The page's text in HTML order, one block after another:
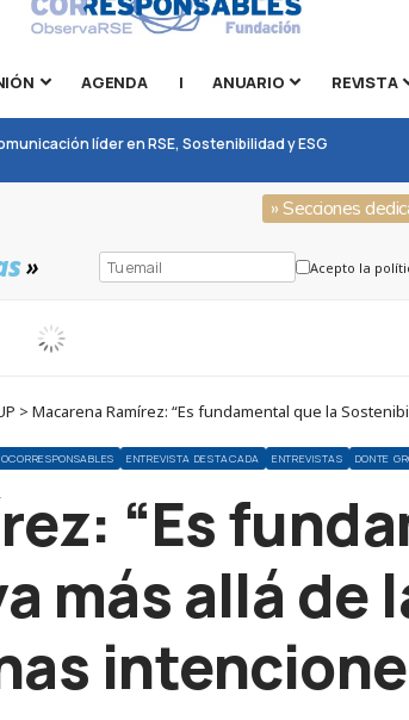
AGENDA | ANUARIO REVISTA
líder en RSE, Sostenibilidad y ESG
» Secciones
» Acepto la
> Macarena Ramírez: “Es fundamental que la
ENTREVISTA DESTACADA ENTREVISTAS DONTE
“Es
más allá de